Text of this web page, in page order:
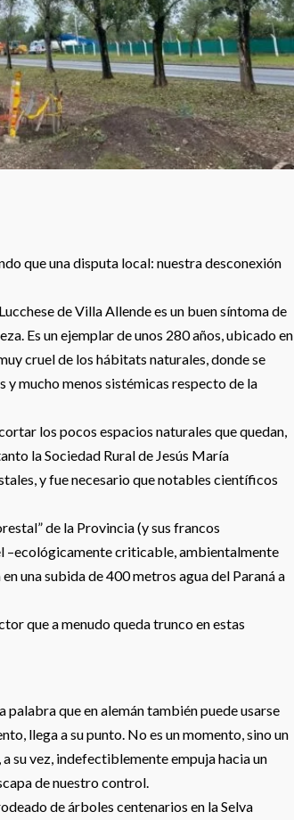
que una disputa local: nuestra desconexión
de Villa Allende es un buen síntoma de
Es un ejemplar de unos 280 años, ubicado en
cruel de los hábitats naturales, donde se
mucho menos sistémicas respecto de la
los pocos espacios naturales que quedan,
la Sociedad Rural de Jesús María
y fue necesario que notables científicos
de la Provincia (y sus francos
–ecológicamente criticable, ambientalmente
una subida de 400 metros agua del Paraná a
que a menudo queda trunco en estas
que en alemán también puede usarse
llega a su punto. No es un momento, sino un
su vez, indefectiblemente empuja hacia un
de nuestro control.
de árboles centenarios en la Selva